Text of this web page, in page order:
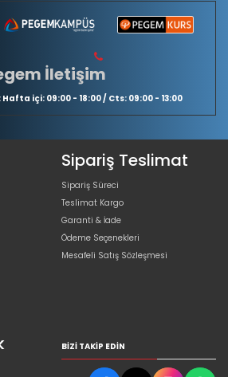
İletişim
içi: 09:00 - 18:00 / Cts: 09:00 - 13:00
Sipariş Teslimat
Sipariş Süreci
Teslimat Kargo
Garanti & İade
Ödeme Seçenekleri
Mesafeli Satış Sözleşmesi
BIZI TAKIP EDIN